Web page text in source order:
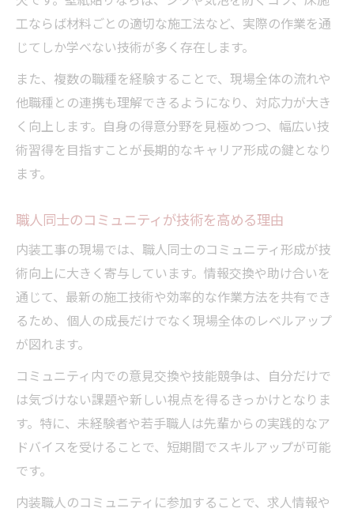
工ならば材料ごとの適切な施工法など、実際の作業を通
じてしか学べない技術が多く存在します。
また、複数の職種を経験することで、現場全体の流れや
他職種との連携も理解できるようになり、対応力が大き
く向上します。自身の得意分野を見極めつつ、幅広い技
術習得を目指すことが長期的なキャリア形成の鍵となり
ます。
職人同士のコミュニティが技術を高める理由
内装工事の現場では、職人同士のコミュニティ形成が技
術向上に大きく寄与しています。情報交換や助け合いを
通じて、最新の施工技術や効率的な作業方法を共有でき
るため、個人の成長だけでなく現場全体のレベルアップ
が図れます。
コミュニティ内での意見交換や技能競争は、自分だけで
は気づけない課題や新しい視点を得るきっかけとなりま
す。特に、未経験者や若手職人は先輩からの実践的なア
ドバイスを受けることで、短期間でスキルアップが可能
です。
内装職人のコミュニティに参加することで、求人情報や